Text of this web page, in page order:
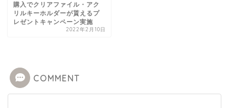
購入でクリアファイル・アク
リルキーホルダーが貰えるプ
レゼントキャンペーン実施
2022年2月10日
COMMENT